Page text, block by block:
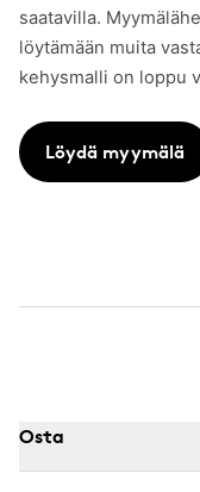
saatavilla.
löytämään muita
kehysmalli on loppu
Löydä myymälä
Osta